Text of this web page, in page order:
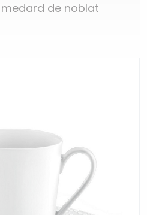
de noblat